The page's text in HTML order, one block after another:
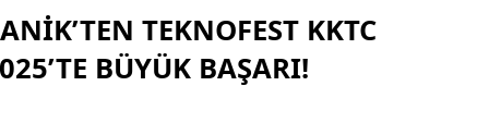
TEKNOFEST KKTC
BÜYÜK BAŞARI!